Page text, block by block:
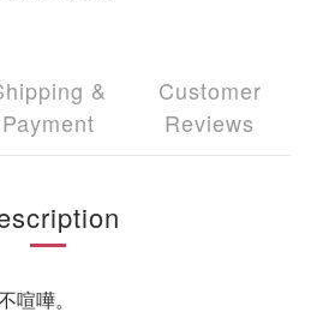
&
Payment
Customer
Reviews
喧嘩。